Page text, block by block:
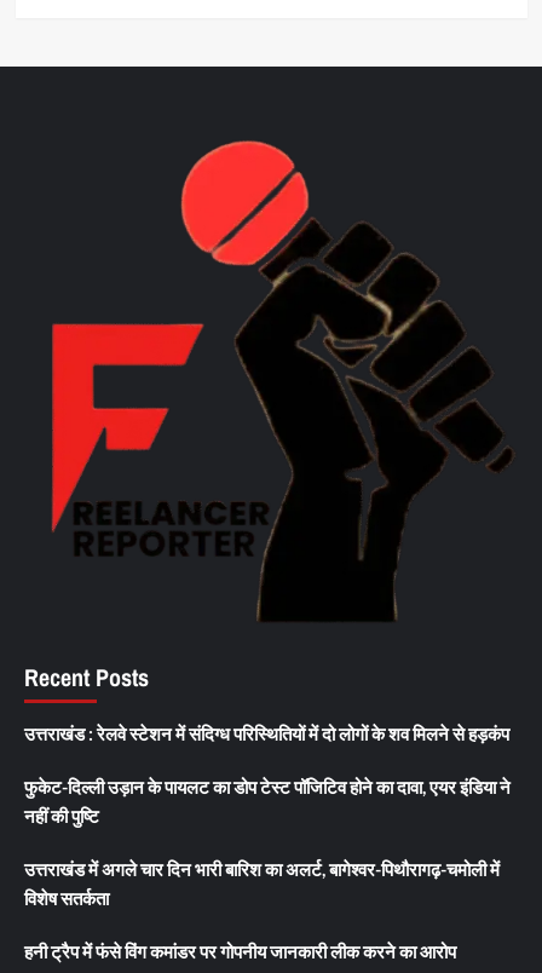
Recent Posts
उत्तराखंड : रेलवे स्टेशन में संदिग्ध परिस्थितियों में दो लोगों के शव मिलने से हड़कंप
फुकेट-दिल्ली उड़ान के पायलट का डोप टेस्ट पॉजिटिव होने का दावा, एयर इंडिया ने
नहीं की पुष्टि
उत्तराखंड में अगले चार दिन भारी बारिश का अलर्ट, बागेश्वर-पिथौरागढ़-चमोली में
विशेष सतर्कता
हनी ट्रैप में फंसे विंग कमांडर पर गोपनीय जानकारी लीक करने का आरोप